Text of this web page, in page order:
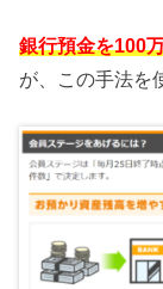
銀行預金を100
が、この手法を